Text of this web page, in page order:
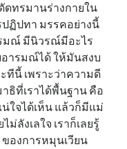
ทรมานร่างกายใน
ปฏิปทา มรรคอย่างนี้
มณ์ มีนิวรณ์มีอะไร
อารมณ์ได้ ให้มันสงบ
ทีนี้ เพราะว่าความดี
ธิที่เราได้พื้นฐาน คือ
ใจได้เห็น แล้วก็มีแม่
ม่ลังเลใจ เราก็เลยรู้
ของการหมุนเวียน